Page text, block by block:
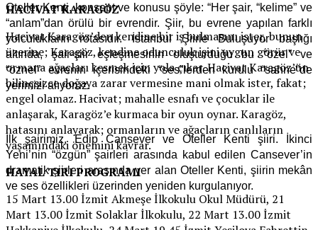
Oteller Kenti, konsept ve konusu şöyle: “Her şair, “kelime” ve
“anlam”dan örülü bir evrendir. Şiir, bu evrene yapılan farklı
yolculukların rotasıdır. İstanbul Şiirle Buluşuyor başlığı
altında, şair-şiir eşleşmesinin oluşturduğu bu “özel” ve
“öznel” evrenin içerisindeki “ses”lerden kurulu “sahne”de
yerimizi alıyoruz.
İlk şairimiz, Edip Cansever ve Oteller Kenti şiiri. İkinci
Yeni’nin “özgün” şairleri arasında kabul edilen Cansever’in
dramatik şiirleri arasında yer alan Oteller Kenti, şiirin mekân
ve ses özellikleri üzerinden yeniden kurgulanıyor.
HACİVAT KARAGÖZ
Hacivat Karagöz’den kendine bir iş bulmasını ister, bunun
üzerine; Karagöz, kendine odunculuk işini uygun görür ve
ormana ağaçları kesmek için yola çıkar. Hacivat Karagöz’ün
bilinçsizce doğaya zarar vermesine mani olmak ister, fakat;
engel olamaz. Hacivat; mahalle esnafı ve çocuklar ile
anlaşarak, Karagöz’e kurmaca bir oyun oynar. Karagöz,
hatasını anlayarak; ormanların ve ağaçların canlıların
yaşamındaki önemini kavrar.
HAYAL TIRI PROGRAMI
15 Mart 13.00 İzmit Akmeşe İlkokulu Okul Müdürü, 21
Mart 13.00 İzmit Solaklar İlkokulu, 22 Mart 13.00 İzmit